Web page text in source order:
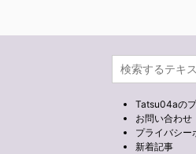
Tatsu04aの
お問い合わせ
プライバシー
新着記事